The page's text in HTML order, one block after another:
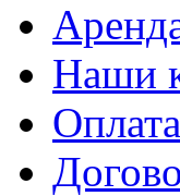
Наши